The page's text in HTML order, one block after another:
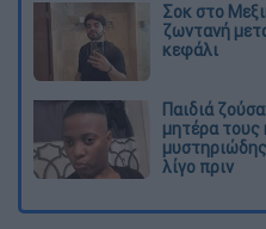
Σοκ στο
ζωντανή
κεφάλι
Παιδιά
μητέρα τους
λίγο πριν